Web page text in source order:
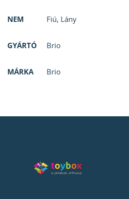
NEM Fiú, Lány
GYÁRTÓ Brio
MÁRKA Brio